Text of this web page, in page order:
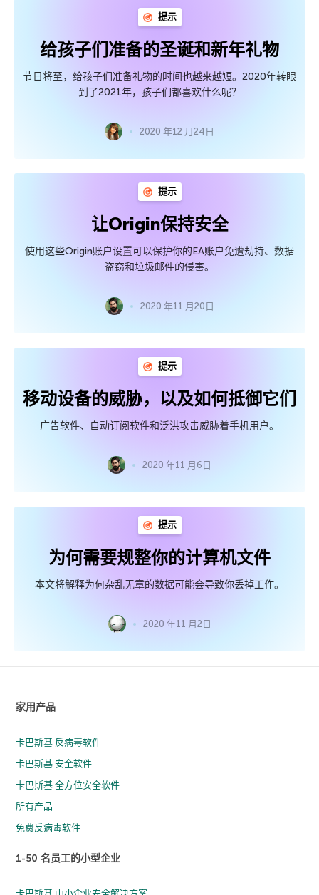
提示
给孩子们准备的圣诞和新年礼物
节日将至，给孩子们准备礼物的时间也越来越短。2020年转眼
到了2021年，孩子们都喜欢什么呢？
2020 年12 月24日
提示
让Origin保持安全
使用这些Origin账户设置可以保护你的EA账户免遭劫持、数据
盗窃和垃圾邮件的侵害。
2020 年11 月20日
提示
移动设备的威胁，以及如何抵御它们
广告软件、自动订阅软件和泛洪攻击威胁着手机用户。
2020 年11 月6日
提示
为何需要规整你的计算机文件
本文将解释为何杂乱无章的数据可能会导致你丢掉工作。
2020 年11 月2日
家用产品
卡巴斯基 反病毒软件
卡巴斯基 安全软件
卡巴斯基 全方位安全软件
所有产品
免费反病毒软件
1-50 名员工的小型企业